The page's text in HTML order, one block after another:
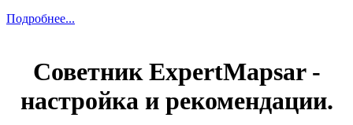
Подробнее...
Советник ExpertMapsar -
настройка и рекомендации.